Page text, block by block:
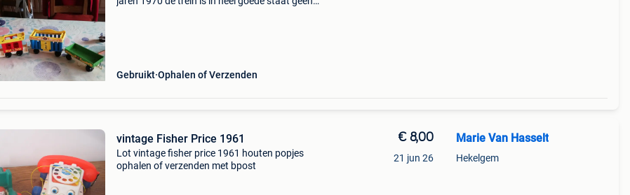
Gebruikt Ophalen of Verzenden
vintage Fisher Price 1961
Lot vintage fisher price 1961 houten popjes
ophalen of verzenden met bpost
€ 8,00
21 jun 26
Marie Van Hasselt
Hekelgem